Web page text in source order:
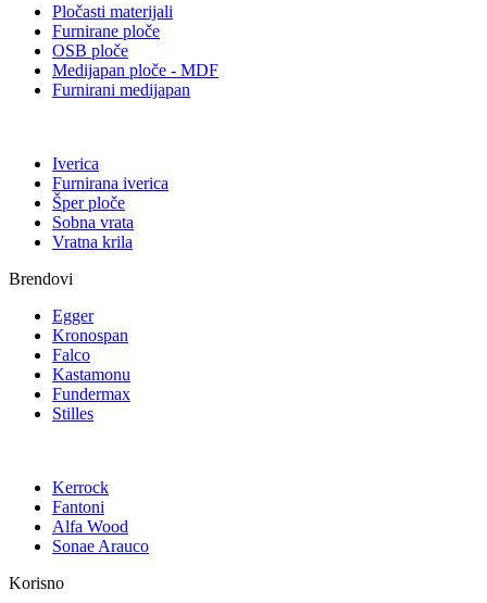
Pločasti materijali
Furnirane ploče
OSB ploče
Medijapan ploče - MDF
Furnirani medijapan
Iverica
Furnirana iverica
Šper ploče
Sobna vrata
Vratna krila
Brendovi
Egger
Kronospan
Falco
Kastamonu
Fundermax
Stilles
Kerrock
Fantoni
Alfa Wood
Sonae Arauco
Korisno